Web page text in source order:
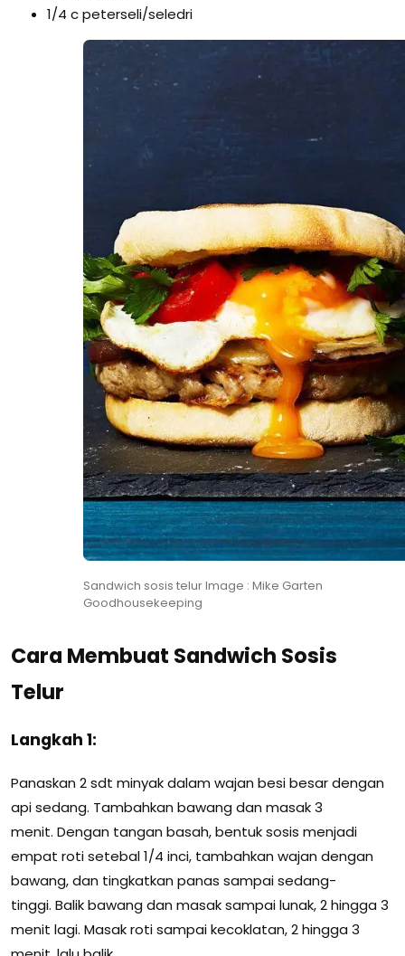
1/4 c peterseli/seledri
Sandwich sosis telur Image : Mike Garten
Goodhousekeeping
Cara Membuat Sandwich Sosis
Telur
Langkah 1:
Panaskan 2 sdt minyak dalam wajan besi besar dengan
api sedang. Tambahkan bawang dan masak 3
menit. Dengan tangan basah, bentuk sosis menjadi
empat roti setebal 1/4 inci, tambahkan wajan dengan
bawang, dan tingkatkan panas sampai sedang-
tinggi. Balik bawang dan masak sampai lunak, 2 hingga 3
menit lagi. Masak roti sampai kecoklatan, 2 hingga 3